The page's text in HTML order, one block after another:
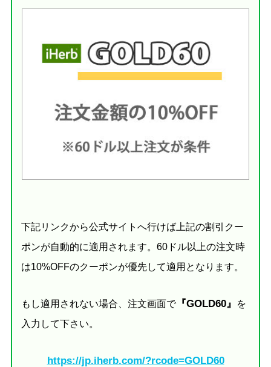
下記リンクから公式サイトへ行けば上記の割引クー
ポンが自動的に適用されます。60ドル以上の注文時
は10%OFFのクーポンが優先して適用となります。
もし適用されない場合、注文画面で『GOLD60』
を
入力して下さい。
https://jp.iherb.com/?rcode=GOLD60